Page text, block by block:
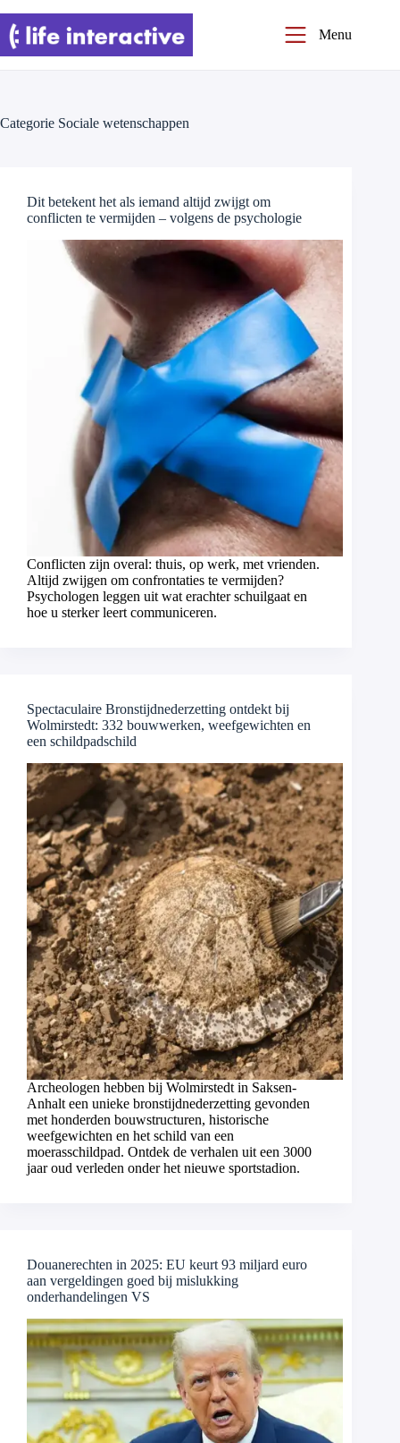
naar
de
inhoud
Menu
Categorie Sociale wetenschappen
Dit betekent het als iemand altijd zwijgt om
conflicten te vermijden – volgens de psychologie
Conflicten zijn overal: thuis, op werk, met vrienden.
Altijd zwijgen om confrontaties te vermijden?
Psychologen leggen uit wat erachter schuilgaat en
hoe u sterker leert communiceren.
Spectaculaire Bronstijdnederzetting ontdekt bij
Wolmirstedt: 332 bouwwerken, weefgewichten en
een schildpadschild
Archeologen hebben bij Wolmirstedt in Saksen-
Anhalt een unieke bronstijdnederzetting gevonden
met honderden bouwstructuren, historische
weefgewichten en het schild van een
moerasschildpad. Ontdek de verhalen uit een 3000
jaar oud verleden onder het nieuwe sportstadion.
Douanerechten in 2025: EU keurt 93 miljard euro
aan vergeldingen goed bij mislukking
onderhandelingen VS